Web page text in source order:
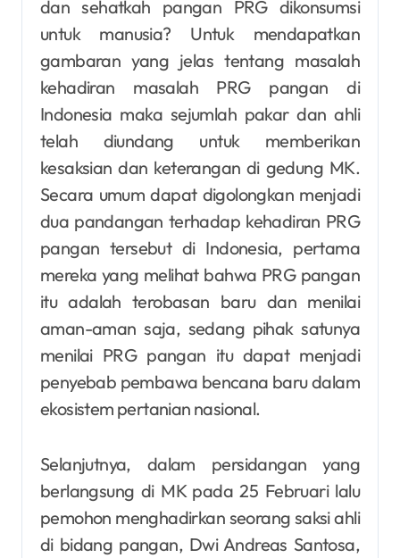
dan sehatkah pangan PRG dikonsumsi
untuk manusia? Untuk mendapatkan
gambaran yang jelas tentang masalah
kehadiran masalah PRG pangan di
Indonesia maka sejumlah pakar dan ahli
telah diundang untuk memberikan
kesaksian dan keterangan di gedung MK.
Secara umum dapat digolongkan menjadi
dua pandangan terhadap kehadiran PRG
pangan tersebut di Indonesia, pertama
mereka yang melihat bahwa PRG pangan
itu adalah terobasan baru dan menilai
aman-aman saja, sedang pihak satunya
menilai PRG pangan itu dapat menjadi
penyebab pembawa bencana baru dalam
ekosistem pertanian nasional.
Selanjutnya, dalam persidangan yang
berlangsung di MK pada 25 Februari lalu
pemohon menghadirkan seorang saksi ahli
di bidang pangan, Dwi Andreas Santosa,